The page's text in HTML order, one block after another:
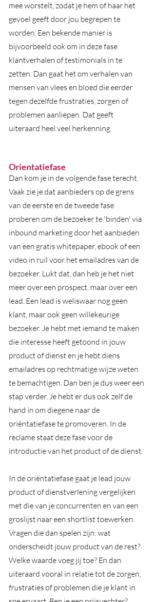
mee worstelt, zodat je hem of haar het
gevoel geeft door jou begrepen te
worden. Een bekende manier is
bijvoorbeeld ook om in deze fase
klantverhalen of testimonials in te
zetten. Dan gaat het om verhalen van
mensen van vlees en bloed die eerder
tegen dezelfde frustraties, zorgen of
problemen aanliepen. Dat geeft
uiteraard heel veel herkenning.
Orientatiefase
Dan kom je in de volgende fase terecht.
Vaak zie je dat aanbieders op de grens
van de eerste en de tweede fase
proberen om de bezoeker te 'binden' via
inbound marketing door het aanbieden
van een gratis whitepaper, ebook of een
video in ruil voor het emailadres van de
bezoeker. Lukt dat, dan heb je het niet
meer over een prospect, maar over een
lead. Een lead is weliswaar nog geen
klant, maar ook geen willekeurige
bezoeker. Je hebt met iemand te maken
die interesse heeft getoond in jouw
product of dienst en je hebt diens
emailadres op rechtmatige wijze weten
te bemachtigen. Dan ben je dus weer een
stap verder. Je hebt er dus ook zelf de
hand in om diegene naar de
oriëntatiefase te promoveren. In de
reclame staat deze fase voor de
introductie van het product of de dienst.
In de oriëntatiefase gaat je lead jouw
product of dienstverlening vergelijken
met die van je concurrenten en van een
groslijst naar een shortlist toewerken.
Vragen die dan spelen zijn: wat
onderscheidt jouw product van de rest?
Welke waarde voeg jij toe? En dan
uiteraard vooral in relatie tot de zorgen,
frustraties of problemen die je klant in